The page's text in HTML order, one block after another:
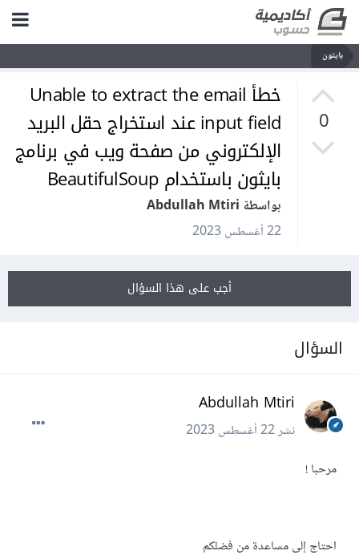
بايثون
0
خطأ Unable to extract the email
input field عند استخراج حقل البريد
الإلكتروني من صفحة ويب في برنامج
بايثون باستخدام BeautifulSoup
بواسطة Abdullah Mtiri
22 أغسطس 2023
أجب على هذا السؤال
السؤال
Abdullah Mtiri
نشر22 أغسطس 2023
مرحبا !
احتاج إلى مساعدة من فضلكم